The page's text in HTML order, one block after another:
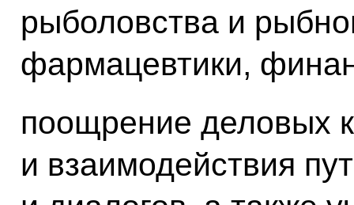
рыболовства и
фармацевтики,
поощрение деловых
и взаимодействия